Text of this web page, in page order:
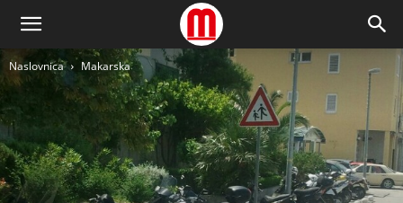
Naslovnica Makarska